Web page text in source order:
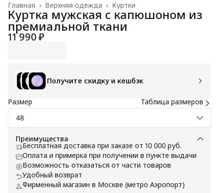
Куртки
Верхняя одежда ›
Главная ›
Куртка мужская с капюшоном из
премиальной ткани
11 990 ₽
Получите скидку и кешбэк
Размер
Таблица размеров
48
Преимущества
Бесплатная доставка при заказе от 10 000 руб.
Оплата и примерка при получении в пункте выдачи
Возможность отказаться от части товаров
Удобный возврат
Фирменный магазин в Москве (метро Аэропорт)